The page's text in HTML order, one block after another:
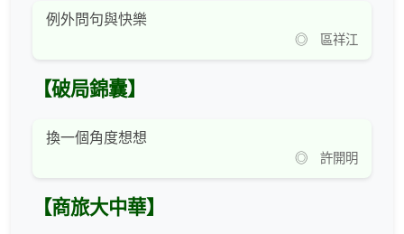
例外問句與快樂
◎ 區祥江
【破局錦囊】
換一個角度想想
◎ 許開明
【商旅大中華】